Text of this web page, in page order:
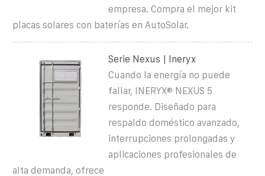
empresa. Compra el mejor kit
placas solares con baterías en AutoSolar.
Serie Nexus | Ineryx
Cuando la energía no puede
fallar, INERYX® NEXUS 5
responde. Diseñado para
respaldo doméstico avanzado,
interrupciones prolongadas y
aplicaciones profesionales de
alta demanda, ofrece